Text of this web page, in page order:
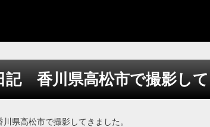
記 香川県高松市で撮影し
県高松市で撮影してきました。